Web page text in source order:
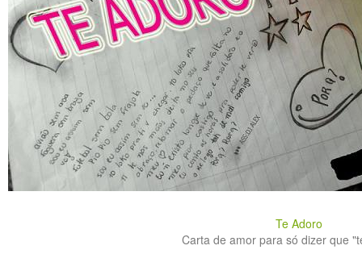
Te Adoro
Carta de amor para só dizer que